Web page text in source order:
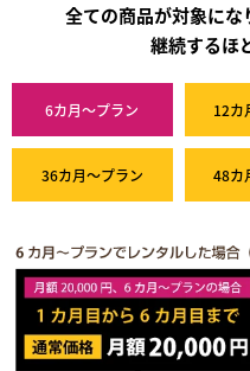
全ての商品が対象に
継続するほ
6カ月～プラン 12カ
36カ月～プラン 48カ